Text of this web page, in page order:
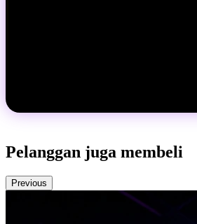
Pelanggan juga membeli
Previous